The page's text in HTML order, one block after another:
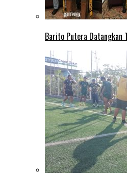
Barito Putera Datangkan